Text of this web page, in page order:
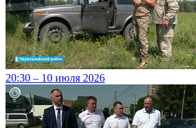
20:30 – 10 июля 2026